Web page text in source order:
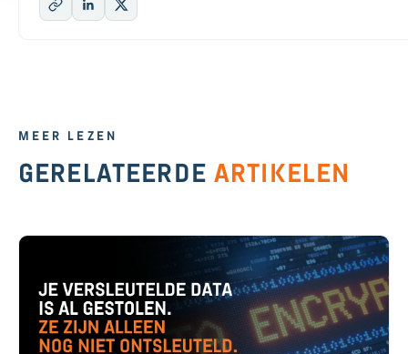
MEER LEZEN
GERELATEERDE ARTIKELEN